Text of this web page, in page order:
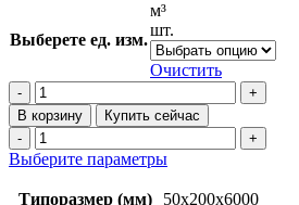
400₽
–
22
500₽
Выберете ед. изм.
м³
шт.
Очистить
Количество
товара
Строганная
доска
сухая
В корзину Купить сейчас
Количество
товара
Строганная
доска
Выберите параметрыЭтот
имеет
Типоразмер (мм) 50x200x6000